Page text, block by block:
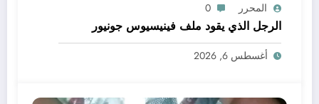
المحرر 0
الرجل الذي يقود ملف فينيسيوس جونيور
أغسطس 6, 2026